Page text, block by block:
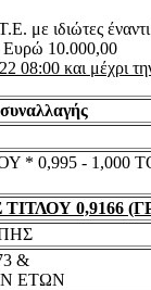
με ιδιώτες
Ευρώ 10.000,00
08:00 και μέχρι
* 0,995 - 1,000
0,9166
&
ΕΤΩΝ